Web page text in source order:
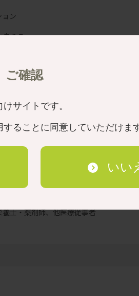
ョン
考える
ントや考え方 他）
なディスカッションのために、事前
います。
調査」、対象：0～5ヵ月児の母親
士・薬剤師、他医療従事者
ご確認
サイトです。
ることに同意していただけま
いい